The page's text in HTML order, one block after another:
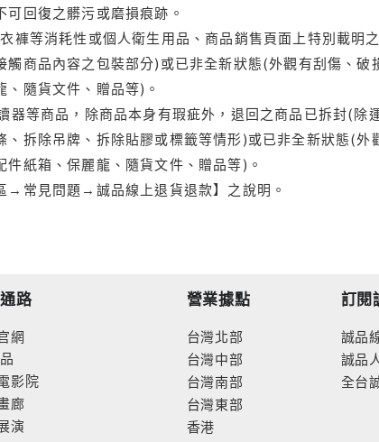
回復之髒污或磨損痕跡。
褲等消耗性或個人衛生用品、商品銷售頁面上特別載明
觸商品內容之包裝部分)或已非全新狀態(外觀有刮傷、
隨貨文件、贈品等)。
器等商品，除商品本身有瑕疵外，退回之商品已拆封(
、拆除吊牌、拆除貼膠或標籤等情形)或已非全新狀態(
紙箱、保麗龍、隨貨文件、贈品等)。
→常見問題→誠品線上退貨退款】之說明。
路
網
影院
廊
演
營業據點
台灣北部
台灣中部
台灣南部
台灣東部
香港
訂閱
誠品
誠品
全台